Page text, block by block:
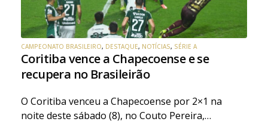
CAMPEONATO BRASILEIRO, DESTAQUE, NOTÍCIAS, SÉRIE A
Coritiba vence a Chapecoense e se
recupera no Brasileirão
O Coritiba venceu a Chapecoense por 2×1 na
noite deste sábado (8), no Couto Pereira,…